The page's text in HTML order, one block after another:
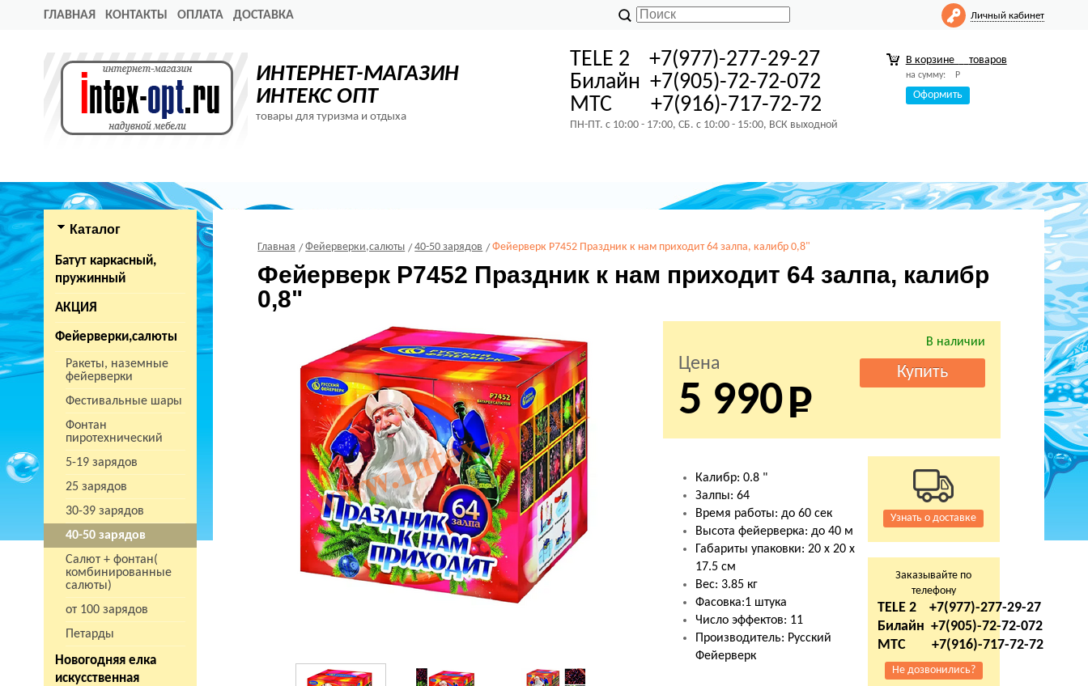
ГЛАВНАЯ КОНТАКТЫ ОПЛАТА ДОСТАВКА Личный кабинет
ИНТЕРНЕТ-МАГАЗИН
ИНТЕКС ОПТ
товары для туризма и отдыха
TELE 2 +7(977)-277-29-27
Билайн +7(905)-72-72-072
МТС +7(916)-717-72-72
ПН-ПТ. с 10:00 - 17:00, СБ. с 10:00 - 15:00, ВСК выходной
В корзине товаров
на сумму: Р
Оформить
Каталог
Батут каркасный,
пружинный
АКЦИЯ
Фейерверки,салюты
Ракеты, наземные
фейерверки
Фестивальные шары
Фонтан
пиротехнический
5-19 зарядов
25 зарядов
30-39 зарядов
40-50 зарядов
Салют + фонтан(
комбинированные
салюты)
от 100 зарядов
Петарды
Новогодняя елка
искусственная
Главная Фейерверки,салюты 40-50 зарядов Фейерверк Р7452 Праздник к нам приходит 64 залпа, калибр 0,8"
Фейерверк Р7452 Праздник к нам приходит 64 залпа, калибр
0,8"
В наличии
Цена
5 990
Калибр: 0.8 "
Залпы: 64
Время работы: до 60 сек
Высота фейерверка: до 40 м
Габариты упаковки: 20 х 20 х
17.5 см
Вес: 3.85 кг
Фасовка:1 штука
Число эффектов: 11
Производитель: Русский
Фейерверк
Узнать о доставке
Заказывайте по
телефону
TELE 2 +7(977)-277-29-27
Билайн +7(905)-72-72-072
МТС +7(916)-717-72-72
Не дозвонились?